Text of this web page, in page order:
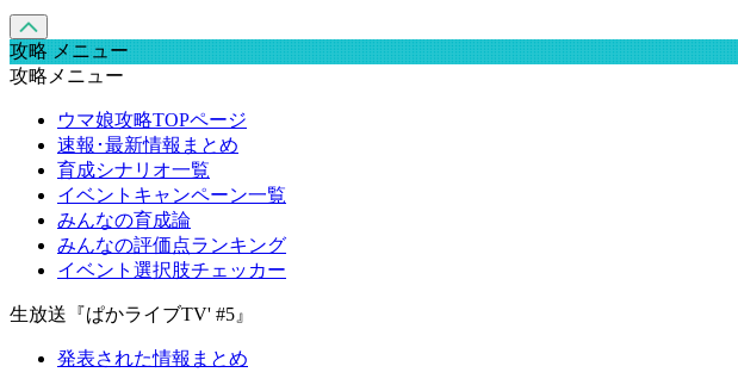
攻略 メニュー
攻略メニュー
ウマ娘攻略TOPページ
速報･最新情報まとめ
育成シナリオ一覧
イベントキャンペーン一覧
みんなの育成論
みんなの評価点ランキング
イベント選択肢チェッカー
生放送『ぱかライブTV' #5』
発表された情報まとめ